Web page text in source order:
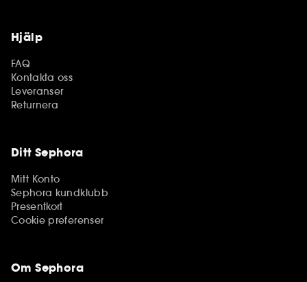
Hjälp
FAQ
Kontakta oss
Leveranser
Returnera
Ditt Sephora
Mitt Konto
Sephora kundklubb
Presentkort
Cookie preferenser
Om Sephora